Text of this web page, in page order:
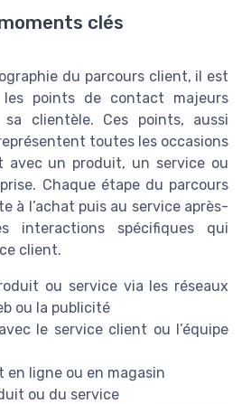
clés
du parcours client, il est
les points de contact majeurs
clientèle. Ces points, aussi
toutes les occasions
un produit, un service ou
Chaque étape du parcours
à l’achat puis au service après-
interactions spécifiques qui
client.
ou service via les réseaux
ou la publicité
le service client ou l’équipe
en ligne ou en magasin
ou du service